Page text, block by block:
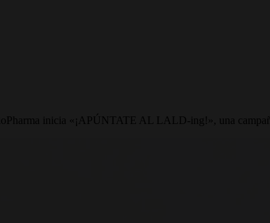
inicia «¡APÚNTATE AL LALD-ing!», una